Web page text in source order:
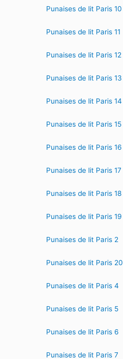
Punaises de lit Paris 10
Punaises de lit Paris 11
Punaises de lit Paris 12
Punaises de lit Paris 13
Punaises de lit Paris 14
Punaises de lit Paris 15
Punaises de lit Paris 16
Punaises de lit Paris 17
Punaises de lit Paris 18
Punaises de lit Paris 19
Punaises de lit Paris 2
Punaises de lit Paris 20
Punaises de lit Paris 4
Punaises de lit Paris 5
Punaises de lit Paris 6
Punaises de lit Paris 7